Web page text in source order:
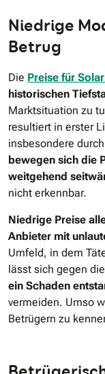
Niedrige
Betrug
Die Preise für
historischen
Marktsituation zu
resultiert in erster
insbesondere
bewegen sich die
weitgehend
nicht erkennbar.
Niedrige Preise
Anbieter mit
Umfeld, in dem
lässt sich gegen
ein Schaden
vermeiden. Umso
Betrügern zu